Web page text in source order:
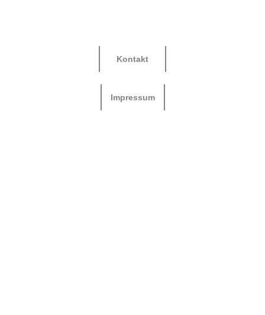
Kontakt
Impressum